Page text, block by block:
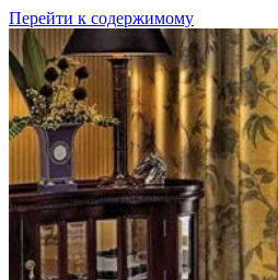
Перейти к содержимому